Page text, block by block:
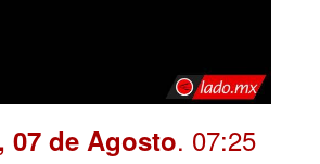
07 de Agosto. 07:25